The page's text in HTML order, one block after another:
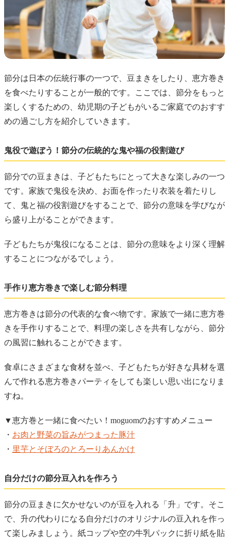
節分は日本の伝統行事の一つで、豆まきをしたり、恵方巻き
を食べたりすることが一般的です。ここでは、節分をもっと
楽しくするための、幼児期の子どもがいるご家庭でのおすす
めの過ごし方を紹介していきます。
鬼役で遊ぼう！節分の伝統的な鬼や福の役割遊び
節分での豆まきは、子どもたちにとって大きな楽しみの一つ
です。家族で鬼役を決め、お面を作ったり衣装を着たりし
て、鬼と福の役割遊びをすることで、節分の意味を学びなが
ら盛り上がることができます。
子どもたちが鬼役になることは、節分の意味をより深く理解
することにつながるでしょう。
手作り恵方巻きで楽しむ節分料理
恵方巻きは節分の代表的な食べ物です。家族で一緒に恵方巻
きを手作りすることで、料理の楽しさを共有しながら、節分
の風習に触れることができます。
食卓にさまざまな食材を並べ、子どもたちが好きな具材を選
んで作れる恵方巻きパーティをしても楽しい思い出になりま
すね。
▼恵方巻と一緒に食べたい！moguomのおすすめメニュー
・ お肉と野菜の旨みがつまった豚汁
・ 里芋とそぼろのとろーりあんかけ
自分だけの節分豆入れを作ろう
節分の豆まきに欠かせないのが豆を入れる「升」です。そこ
で、升の代わりになる自分だけのオリジナルの豆入れを作っ
て楽しみましょう。紙コップや空の牛乳パックに折り紙を貼